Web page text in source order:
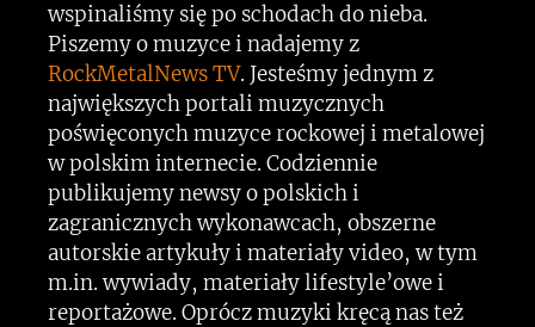
wspinaliśmy się po schodach do nieba.
Piszemy o muzyce i nadajemy z
RockMetalNews TV. Jesteśmy jednym z
największych portali muzycznych
poświęconych muzyce rockowej i metalowej
w polskim internecie. Codziennie
publikujemy newsy o polskich i
zagranicznych wykonawcach, obszerne
autorskie artykuły i materiały video, w tym
m.in. wywiady, materiały lifestyle’owe i
reportażowe. Oprócz muzyki kręcą nas też